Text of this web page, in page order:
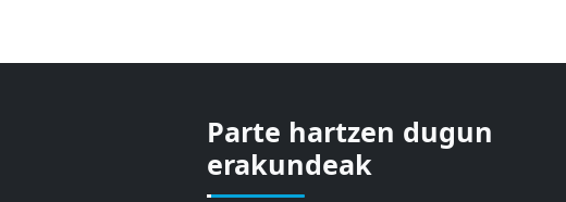
Parte hartzen dugun
erakundeak
ASTIC
GIPUZKOAKO MERKATARITZA GANBERA